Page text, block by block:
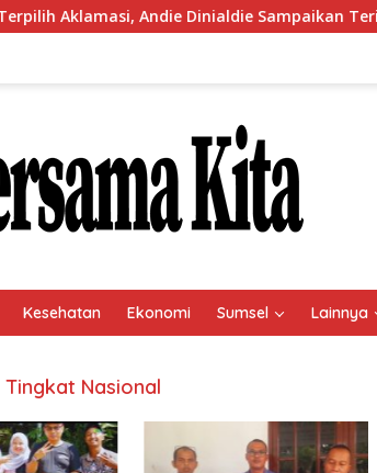
Andie Dinialdie Sampaikan Terima
Kesehatan Ekonomi Sumsel Lainnya
Tingkat Nasional